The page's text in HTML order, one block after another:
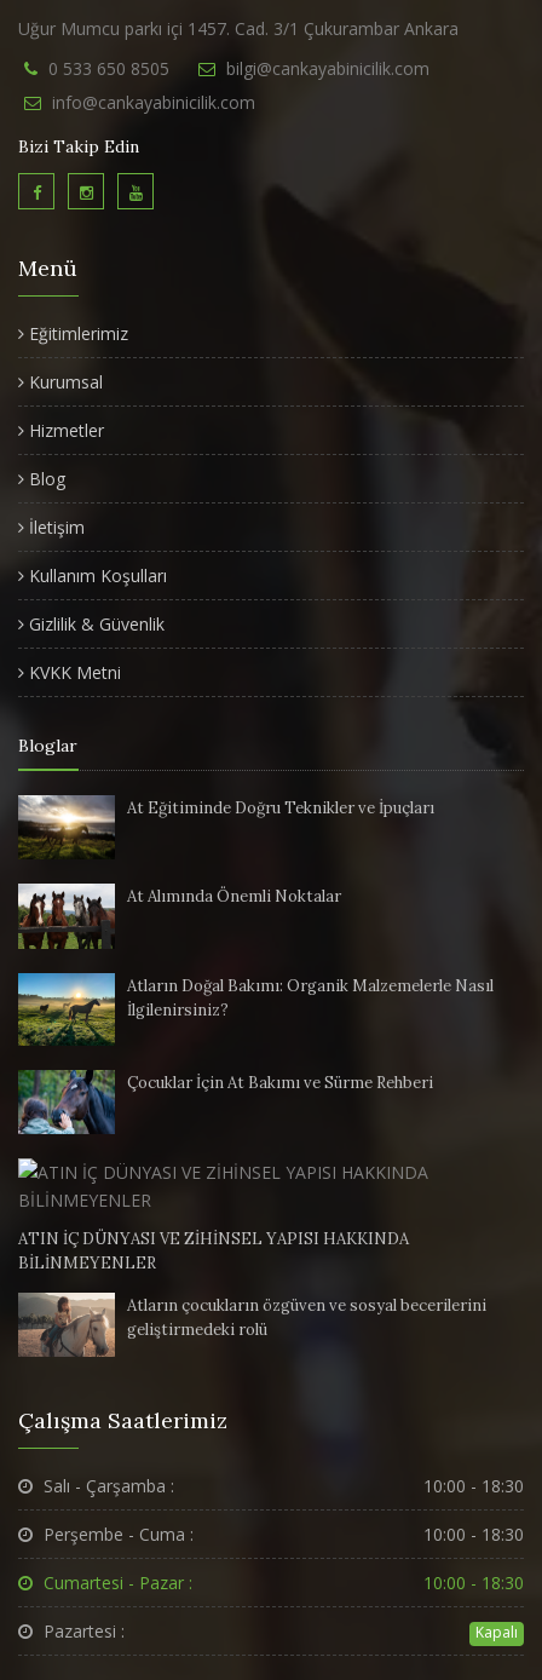
Uğur Mumcu parkı içi 1457. Cad. 3/1 Çukurambar Ankara
0 533 650 8505
bilgi@cankayabinicilik.com
info@cankayabinicilik.com
Bizi Takip Edin
Menü
Eğitimlerimiz
Kurumsal
Hizmetler
Blog
İletişim
Kullanım Koşulları
Gizlilik & Güvenlik
KVKK Metni
Bloglar
At Eğitiminde Doğru Teknikler ve İpuçları
At Alımında Önemli Noktalar
Atların Doğal Bakımı: Organik Malzemelerle Nasıl
İlgilenirsiniz?
Çocuklar İçin At Bakımı ve Sürme Rehberi
ATIN İÇ DÜNYASI VE ZİHİNSEL YAPISI HAKKINDA
BİLİNMEYENLER
Atların çocukların özgüven ve sosyal becerilerini
geliştirmedeki rolü
Çalışma Saatlerimiz
Salı - Çarşamba : 10:00 - 18:30
Perşembe - Cuma : 10:00 - 18:30
Cumartesi - Pazar : 10:00 - 18:30
Pazartesi : Kapalı